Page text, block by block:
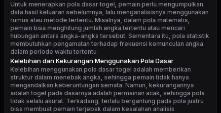
Untuk menerapkan pola dasar togel, pemain perlu mengumpulkan
data hasil keluaran sebelumnya, lalu menganalisisnya menggunakan
rumus atau metode tertentu. Misalnya, dalam pola matematis,
pemain bisa menghitung jumlah angka tertentu atau mencari
hubungan antara angka-angka tersebut. Sementara itu, pola statistik
membutuhkan pengamatan terhadap frekuensi kemunculan angka
dalam periode waktu tertentu
Kelebihan dan Kekurangan Menggunakan Pola Dasar
Kelebihan menggunakan pola dasar togel adalah memberikan
struktur dalam menebak angka, sehingga pemain tidak hanya
mengandalkan keberuntungan semata. Namun, kekurangannya
adalah togel pada dasarnya adalah permainan acak, sehingga pola
tidak selalu akurat. Terkadang, terlalu bergantung pada pola justru
bisa membuat pemain terjebak dalam kesalahan analisis